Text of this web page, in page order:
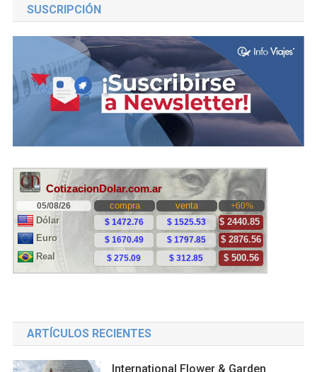
SUSCRIPCIÓN
ARTÍCULOS RECIENTES
International Flower & Garden